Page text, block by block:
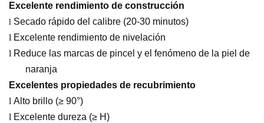
Excelente rendimiento de construcción
l Secado rápido del calibre (20-30 minutos)
l Excelente rendimiento de nivelación
l Reduce las marcas de pincel y el fenómeno de la piel de
naranja
Excelentes propiedades de recubrimiento
l Alto brillo (≥ 90°)
l Excelente dureza (≥ H)